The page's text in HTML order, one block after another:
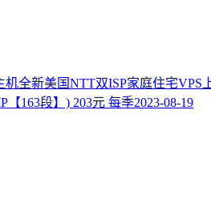
全新美国NTT双ISP家庭住宅VPS
【163段】) 203元 每季2023-08-19